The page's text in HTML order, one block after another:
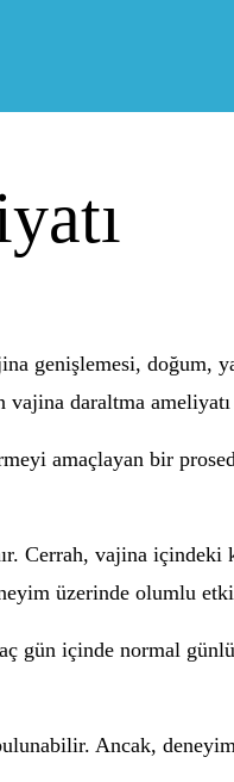
genişlemesi, doğum,
vajina daraltma
amaçlayan bir
Cerrah, vajina içindeki
üzerinde olumlu
gün içinde normal
Ancak,